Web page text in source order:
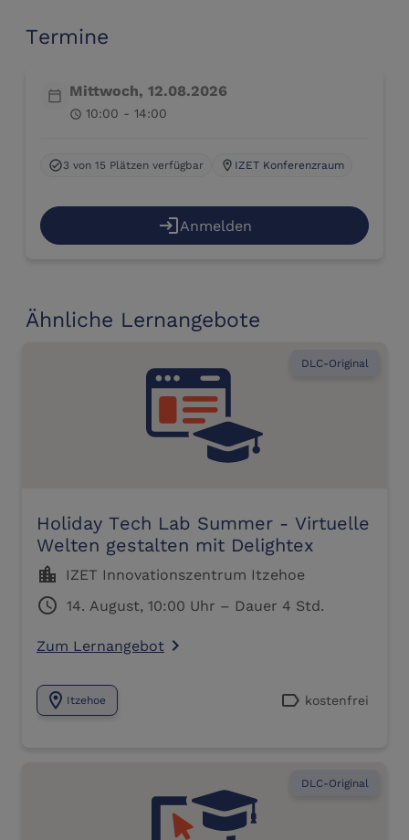
Termine
calendar_today Mittwoch, 12.08.2026
schedule 10:00 - 14:00
check_circle3 von 15 Plätzen verfügbar location_on IZET Konferenzraum
loginAnmelden
Ähnliche Lernangebote
DLC-Original
Holiday Tech Lab Summer - Virtuelle
Welten gestalten mit Delightex
location_city IZET Innovationszentrum Itzehoe
schedule
14. August, 10:00 Uhr – Dauer 4 Std.
Zum Lernangebot navigate_next
location_on Itzehoe label kostenfrei
DLC-Original